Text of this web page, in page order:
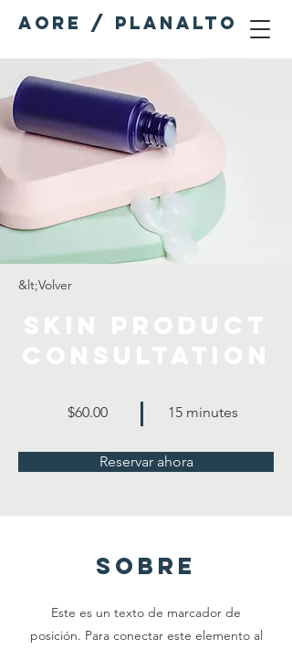
AORE / PLANALTO
&lt;Volver
$60.00 15 minutes
Reservar ahora
sobre
Este es un texto de marcador de
posición. Para conectar este elemento al